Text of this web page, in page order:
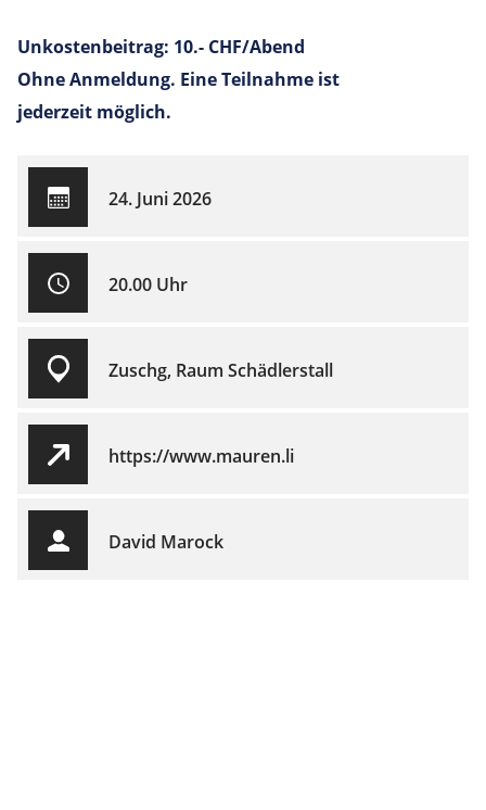
Unkostenbeitrag: 10.- CHF/Abend
Ohne Anmeldung. Eine Teilnahme ist
jederzeit möglich.
24. Juni 2026
20.00 Uhr
Zuschg, Raum Schädlerstall
https://www.mauren.li
David Marock